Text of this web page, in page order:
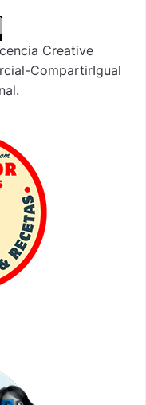
Creative
CompartirIgual
.